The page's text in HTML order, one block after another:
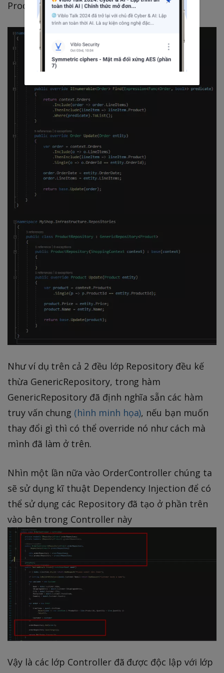
Product và Order:
Như ví dụ trên cả 2 đều lớp Repository đều kế
thừa GenericRepository, trong hàm
GenericRepository đã định nghĩa sẵn các hàm
truy vấn chung (hình minh họa), nếu bạn muốn
thay đổi gì thì có thể override nó như cách mà
mình đã làm ở trên.
Nhìn một lần nữa vào OrderController chúng ta
sẽ sử dụng kĩ thuật Dependency Injection để có
thể sử dụng các Repository đã tạo ở phần trên
vào bên trong Controller này
Vậy là các lớp Controller đã được độc lập với lớp